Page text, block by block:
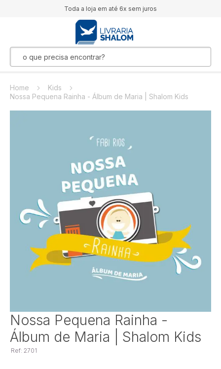
Toda a loja em até 6x sem juros
Home
Kids
Nossa Pequena Rainha - Álbum de Maria | Shalom Kids
Saltar
para
o
da
Nossa Pequena Rainha -
Álbum de Maria | Shalom Kids
Ref: 2701